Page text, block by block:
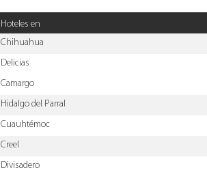
Hoteles en
Chihuahua
Delicias
Camargo
Hidalgo del Parral
Cuauhtémoc
Creel
Divisadero